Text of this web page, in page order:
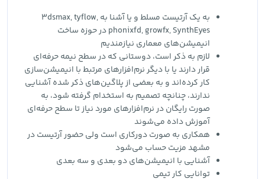
به یک آرتیست مسلط و یا آشنا به 3dsmax, tyflow,
phonixfd, growfx, SynthEyes در حوزه ساخت
انیمیشن‌های معماری نیازمندیم
لازم به ذکر است، دوستانی که در سطح نیمه حرفه‌ای
قرار دارند یا با دیگر نرم‌افزارهای مرتبط با انیمیشن‌سازی
کار کرده‌اند و به بعضی از پلاگین‌های ذکر شده آشنایی
ندارند، چنانچه تصمیم به استخدام گرفته شود، به
صورت رایگان در نرم‌افزارهای مورد نیاز تا سطح حرفه‌ای
آموزش داده می‌شوند
همکاری به صورت دورکاری است ولی حضور آرتیست در
مشهد مزیت حساب می‌شود
آشنایی با انیمیشن‌های دو بعدی و سه بعدی
توانایی کار تیمی